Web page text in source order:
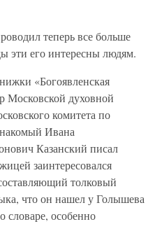
теперь все больше
эти его интересны людям.
«Богоявленская
Московской духовной
комитета по
Ивана
Казанский писал
заинтересовался
толковый
что он нашел у Голышева
словаре, особенно